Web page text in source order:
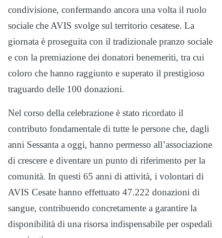
condivisione, confermando ancora una volta il ruolo
sociale che AVIS svolge sul territorio cesatese. La
giornata è proseguita con il tradizionale pranzo sociale
e con la premiazione dei donatori benemeriti, tra cui
coloro che hanno raggiunto e superato il prestigioso
traguardo delle 100 donazioni.
Nel corso della celebrazione è stato ricordato il
contributo fondamentale di tutte le persone che, dagli
anni Sessanta a oggi, hanno permesso all’associazione
di crescere e diventare un punto di riferimento per la
comunità. In questi 65 anni di attività, i volontari di
AVIS Cesate hanno effettuato 47.222 donazioni di
sangue, contribuendo concretamente a garantire la
disponibilità di una risorsa indispensabile per ospedali